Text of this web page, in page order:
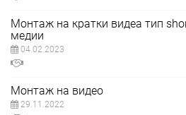
Монтаж на кратки видеа тип
медии
04.02.2023
Монтаж на видео
29.11.2022